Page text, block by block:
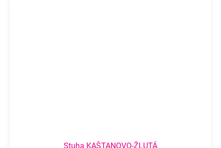
Stuha KAŠTANOVO-ŽLUTÁ